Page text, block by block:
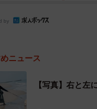
by
ニュース
【写真】右と左